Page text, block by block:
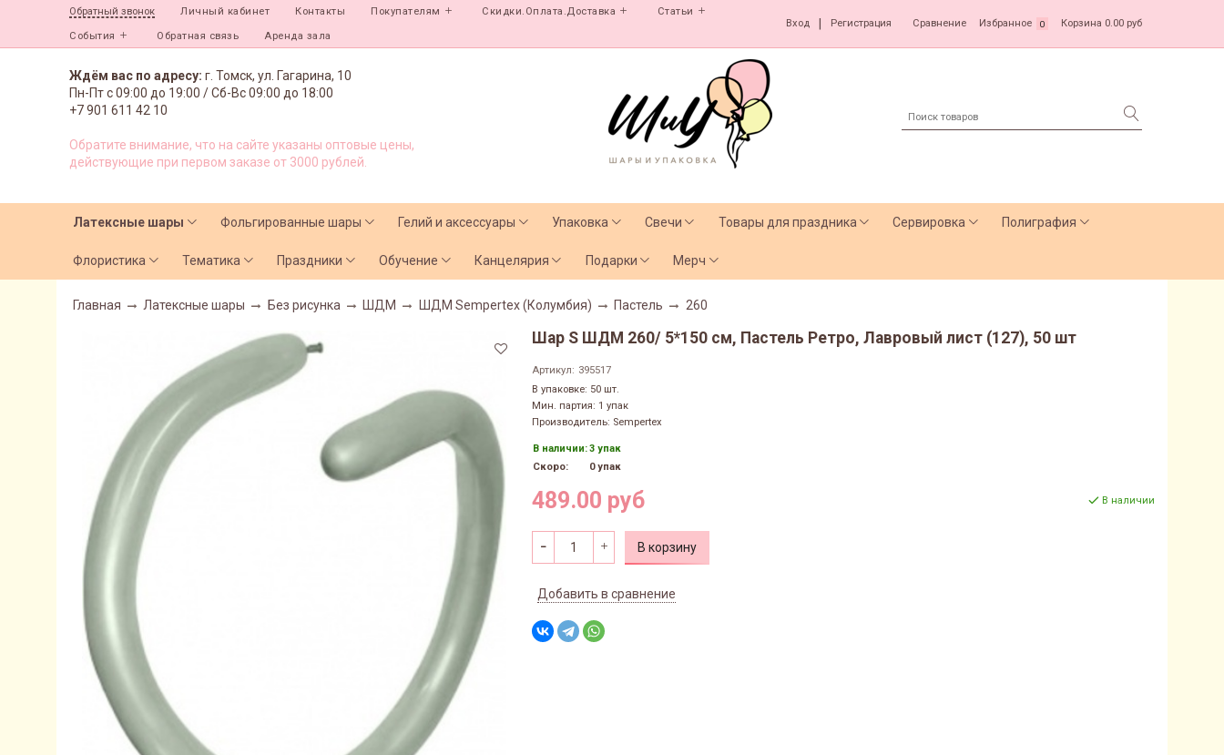
Обратный звонок Личный кабинет Контакты Покупателям Скидки.Оплата.Доставка Статьи
События Обратная связь Аренда зала
Вход Регистрация Сравнение Избранное 0 Корзина 0.00 руб
Ждём вас по адресу: г. Томск, ул. Гагарина, 10
Пн-Пт с09:00 до 19:00 /Сб-Вс 09:00 до 18:00
+7 901 611 42 10
Обратите внимание, что на сайте указаны оптовые цены,
действующие при первом заказе от 3000 рублей.
Латексные шары Фольгированные шары Гелий и аксессуары Упаковка Свечи Товары для праздника Сервировка Полиграфия
Флористика Тематика Праздники Обучение Канцелярия Подарки Мерч
Главная Латексные шары Без рисунка ШДМ ШДМ Sempertex (Колумбия) Пастель 260
Шар S ШДМ 260/ 5*150 см, Пастель Ретро, Лавровый лист (127), 50 шт
Артикул: 395517
В упаковке: 50 шт.
Мин. партия: 1 упак
Производитель: Sempertex
В наличии:3 упак
Скоро:
0 упак
489.00 руб В наличии
В корзину
Добавить в сравнение